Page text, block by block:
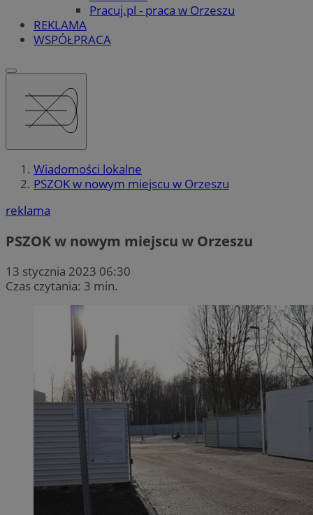
Pracuj.pl - praca w Orzeszu
REKLAMA
WSPÓŁPRACA
Wiadomości lokalne
PSZOK w nowym miejscu w Orzeszu
reklama
PSZOK w nowym miejscu w Orzeszu
13 stycznia 2023 06:30
Czas czytania: 3 min.